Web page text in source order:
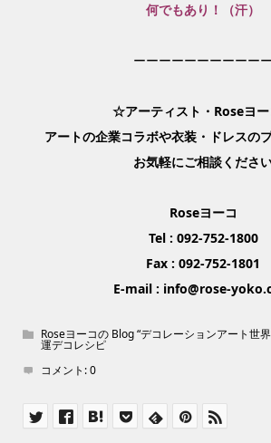
何でもあり！（汗）
ーーーーーーーーーーー
☆アーティスト・Roseヨ
アートの企業コラボや衣装・ドレスの
お気軽にご相談くださ
Roseヨーコ
Tel : 092-752-1800
Fax : 092-752-1801
E-mail : info@rose-
Roseヨーコの Blog “デコレーションアート世界
運デコレシピ
コメント:0